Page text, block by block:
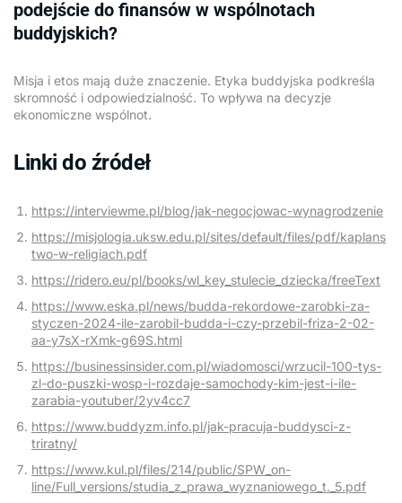
podejście do finansów w wspólnotach
buddyjskich?
Misja i etos mają duże znaczenie. Etyka buddyjska podkreśla
skromność i odpowiedzialność. To wpływa na decyzje
ekonomiczne wspólnot.
Linki do źródeł
https://interviewme.pl/blog/jak-negocjowac-wynagrodzenie
https://misjologia.uksw.edu.pl/sites/default/files/pdf/kaplans
two-w-religiach.pdf
https://ridero.eu/pl/books/wl_key_stulecie_dziecka/freeText
https://www.eska.pl/news/budda-rekordowe-zarobki-za-
styczen-2024-ile-zarobil-budda-i-czy-przebil-friza-2-02-
aa-y7sX-rXmk-g69S.html
https://businessinsider.com.pl/wiadomosci/wrzucil-100-tys-
zl-do-puszki-wosp-i-rozdaje-samochody-kim-jest-i-ile-
zarabia-youtuber/2yv4cc7
https://www.buddyzm.info.pl/jak-pracuja-buddysci-z-
triratny/
https://www.kul.pl/files/214/public/SPW_on-
line/Full_versions/studia_z_prawa_wyznaniowego_t._5.pdf